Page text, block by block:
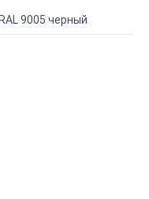
9005 черный